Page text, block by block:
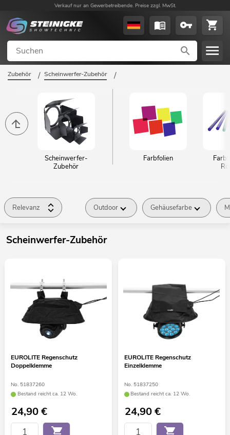
Verkauf nur an Gewerbetreibende. Preise zzgl. MwSt.
Zubehör / Scheinwerfer-Zubehör /
Scheinwerfer-
Zubehör
Farbfolien
Relevanz Outdoor Gehäusefarbe
Scheinwerfer-Zubehör
EUROLITE Regenschutz
Doppelklemme
No. 51837260
Bestand reicht ca. 12 Wo.
24,90€
EUROLITE Regenschutz
Einzelklemme
No. 51837250
Bestand reicht ca. 12 Wo.
24,90€